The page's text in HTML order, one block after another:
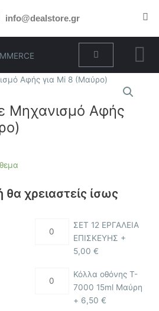
info@dealstore.gr
Cart
Μηχανισμό Αφής
θα χρειαστείς ίσως
ΣΕΤ 12 ΕΡΓΑΛΕΙΑ
ΕΠΙΣΚΕΥΗΣ +
5,00 €
Κόλλα οθόνης T-
7000 15ml Μαύρη
+ 6,50 €